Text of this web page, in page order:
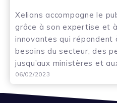
Xelians accompagne le
grâce à son expertise et
innovantes qui répondent
besoins du secteur, des
jusqu’aux ministères et
06/02/2023